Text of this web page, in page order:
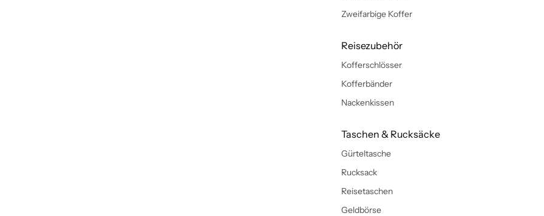
Zweifarbige Koffer
Reisezubehör
Kofferschlösser
Kofferbänder
Nackenkissen
Taschen & Rucksäcke
Gürteltasche
Rucksack
Reisetaschen
Geldbörse